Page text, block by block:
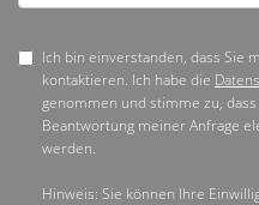
Ich bin einverstanden, dass Sie
kontaktieren. Ich habe die
genommen und stimme zu,
Beantwortung meiner Anfrage
werden.
Hinweis: Sie können Ihre